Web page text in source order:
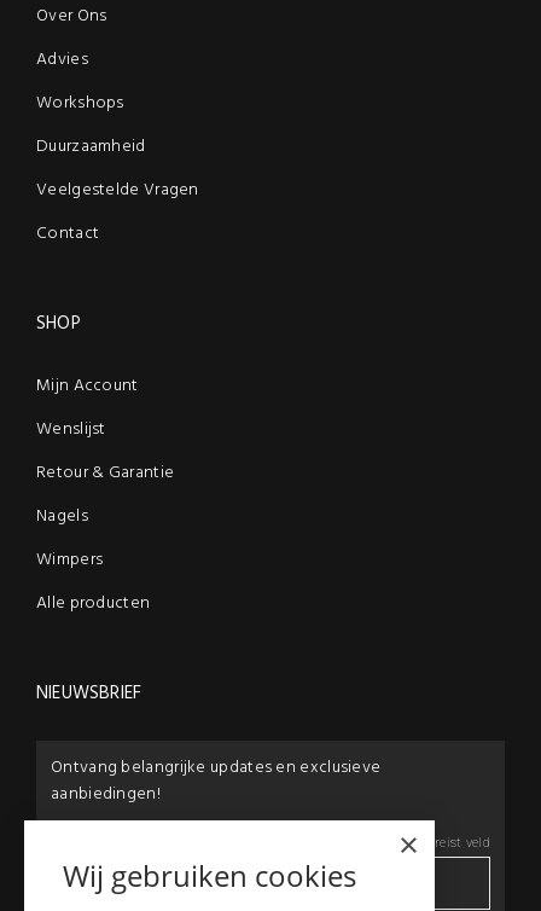
Over Ons
Advies
Workshops
Duurzaamheid
Veelgestelde Vragen
Contact
SHOP
Mijn Account
Wenslijst
Retour & Garantie
Nagels
Wimpers
Alle producten
NIEUWSBRIEF
Ontvang belangrijke updates en exclusieve
aanbiedingen!
*Vereist veld
×
Wij gebruiken cookies